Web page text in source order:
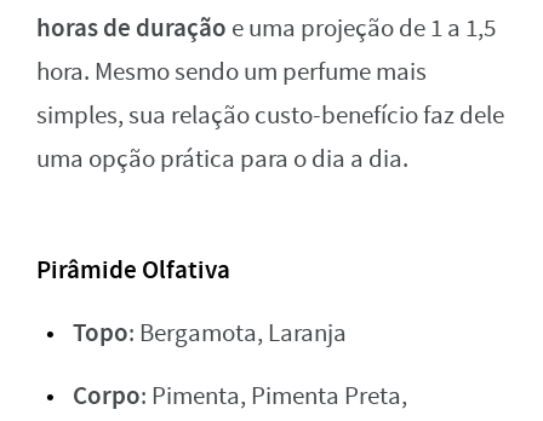
horas de duração e uma projeção de 1 a 1,5
hora. Mesmo sendo um perfume mais
simples, sua relação custo-benefício faz dele
uma opção prática para o dia a dia.
Pirâmide Olfativa
Topo: Bergamota, Laranja
Corpo: Pimenta, Pimenta Preta,